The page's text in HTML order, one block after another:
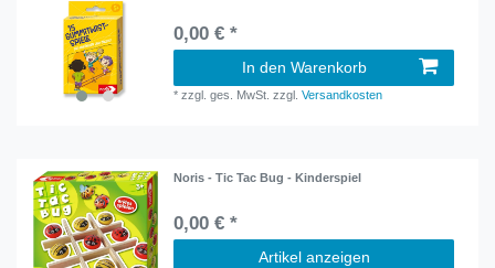
0,00 € *
In den Warenkorb
*zzgl. ges. MwSt. zzgl.Versandkosten
Noris - Tic Tac Bug - Kinderspiel
0,00 € *
Artikel anzeigen